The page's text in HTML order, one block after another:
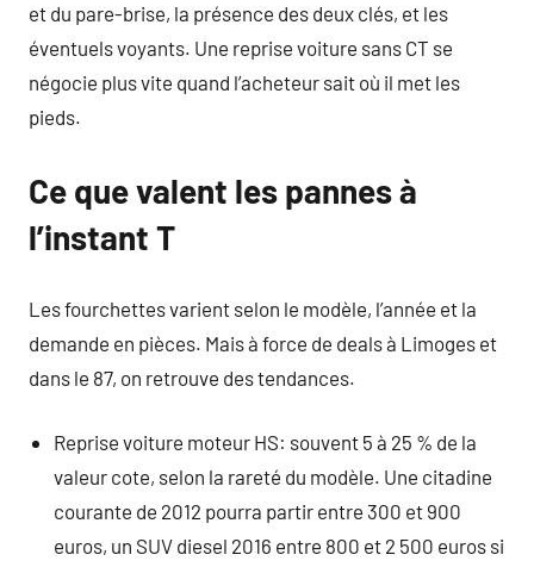
et du pare-brise, la présence des deux clés, et les
éventuels voyants. Une reprise voiture sans CT se
négocie plus vite quand l’acheteur sait où il met les
pieds.
Ce que valent les pannes à
l’instant T
Les fourchettes varient selon le modèle, l’année et la
demande en pièces. Mais à force de deals à Limoges et
dans le 87, on retrouve des tendances.
Reprise voiture moteur HS: souvent 5 à 25 % de la
valeur cote, selon la rareté du modèle. Une citadine
courante de 2012 pourra partir entre 300 et 900
euros, un SUV diesel 2016 entre 800 et 2 500 euros si